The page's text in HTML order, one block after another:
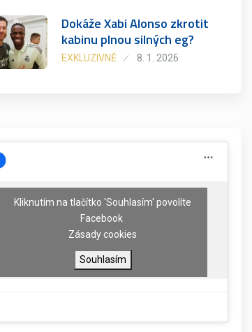
Dokáže Xabi Alonso zkrotit
kabinu plnou silných eg?
EXKLUZIVNĚ 8. 1. 2026
Kliknutím na tlačítko 'Souhlasím' povolíte
Facebook
Zásady cookies
Souhlasím